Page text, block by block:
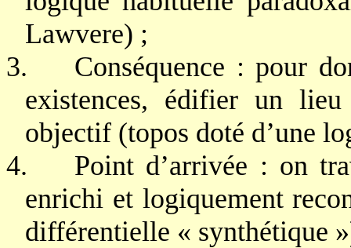
Lawvere) ;
3.
Conséquence : pour
existences, édifier un
objectif (topos doté d’une
4.
Point d’arrivée : on
enrichi et logiquement
différentielle « synthétique